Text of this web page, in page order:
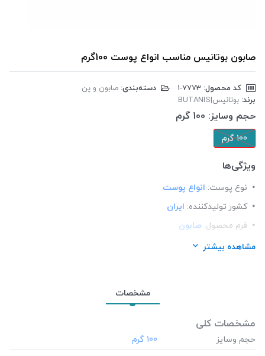
صابون بوتانیس مناسب انواع پوست 100گرم
کد محصول: دسته‌بندی: صابون و پن
برند: بوتانیس|BUTANIS
حجم وسایز: 100 گرم
100 گرم
ویژگی‌ها
نوع پوست: انواع پوست
کشور تولید‎کننده:
ایران
فرم محصول: صابون
برند:بوتانیس (Botanis)
نوع محفظه: جعبه مقوایى
مشاهده بیشتر
مشخصات
مشخصات کلی
حجم وسایز
‎100 گرم